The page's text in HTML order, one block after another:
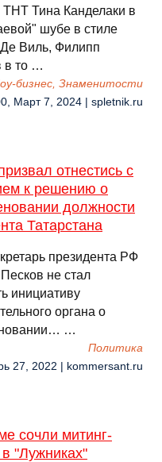
ТНТ Тина Канделаки в
шубе в стиле
Виль, Филипп
в то …
бизнес, Знаменитости
Март 7, 2024 | spletnik.ru
отнестись с
к решению о
должности
Татарстана
президента РФ
не стал
инициативу
органа о
…
Политика
27, 2022 | kommersant.ru
сочли митинг-
в "Лужниках"